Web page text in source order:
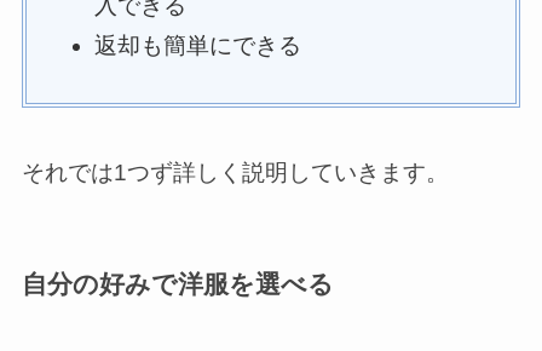
入できる
返却も簡単にできる
それでは1つず詳しく説明していきます。
自分の好みで洋服を選べる